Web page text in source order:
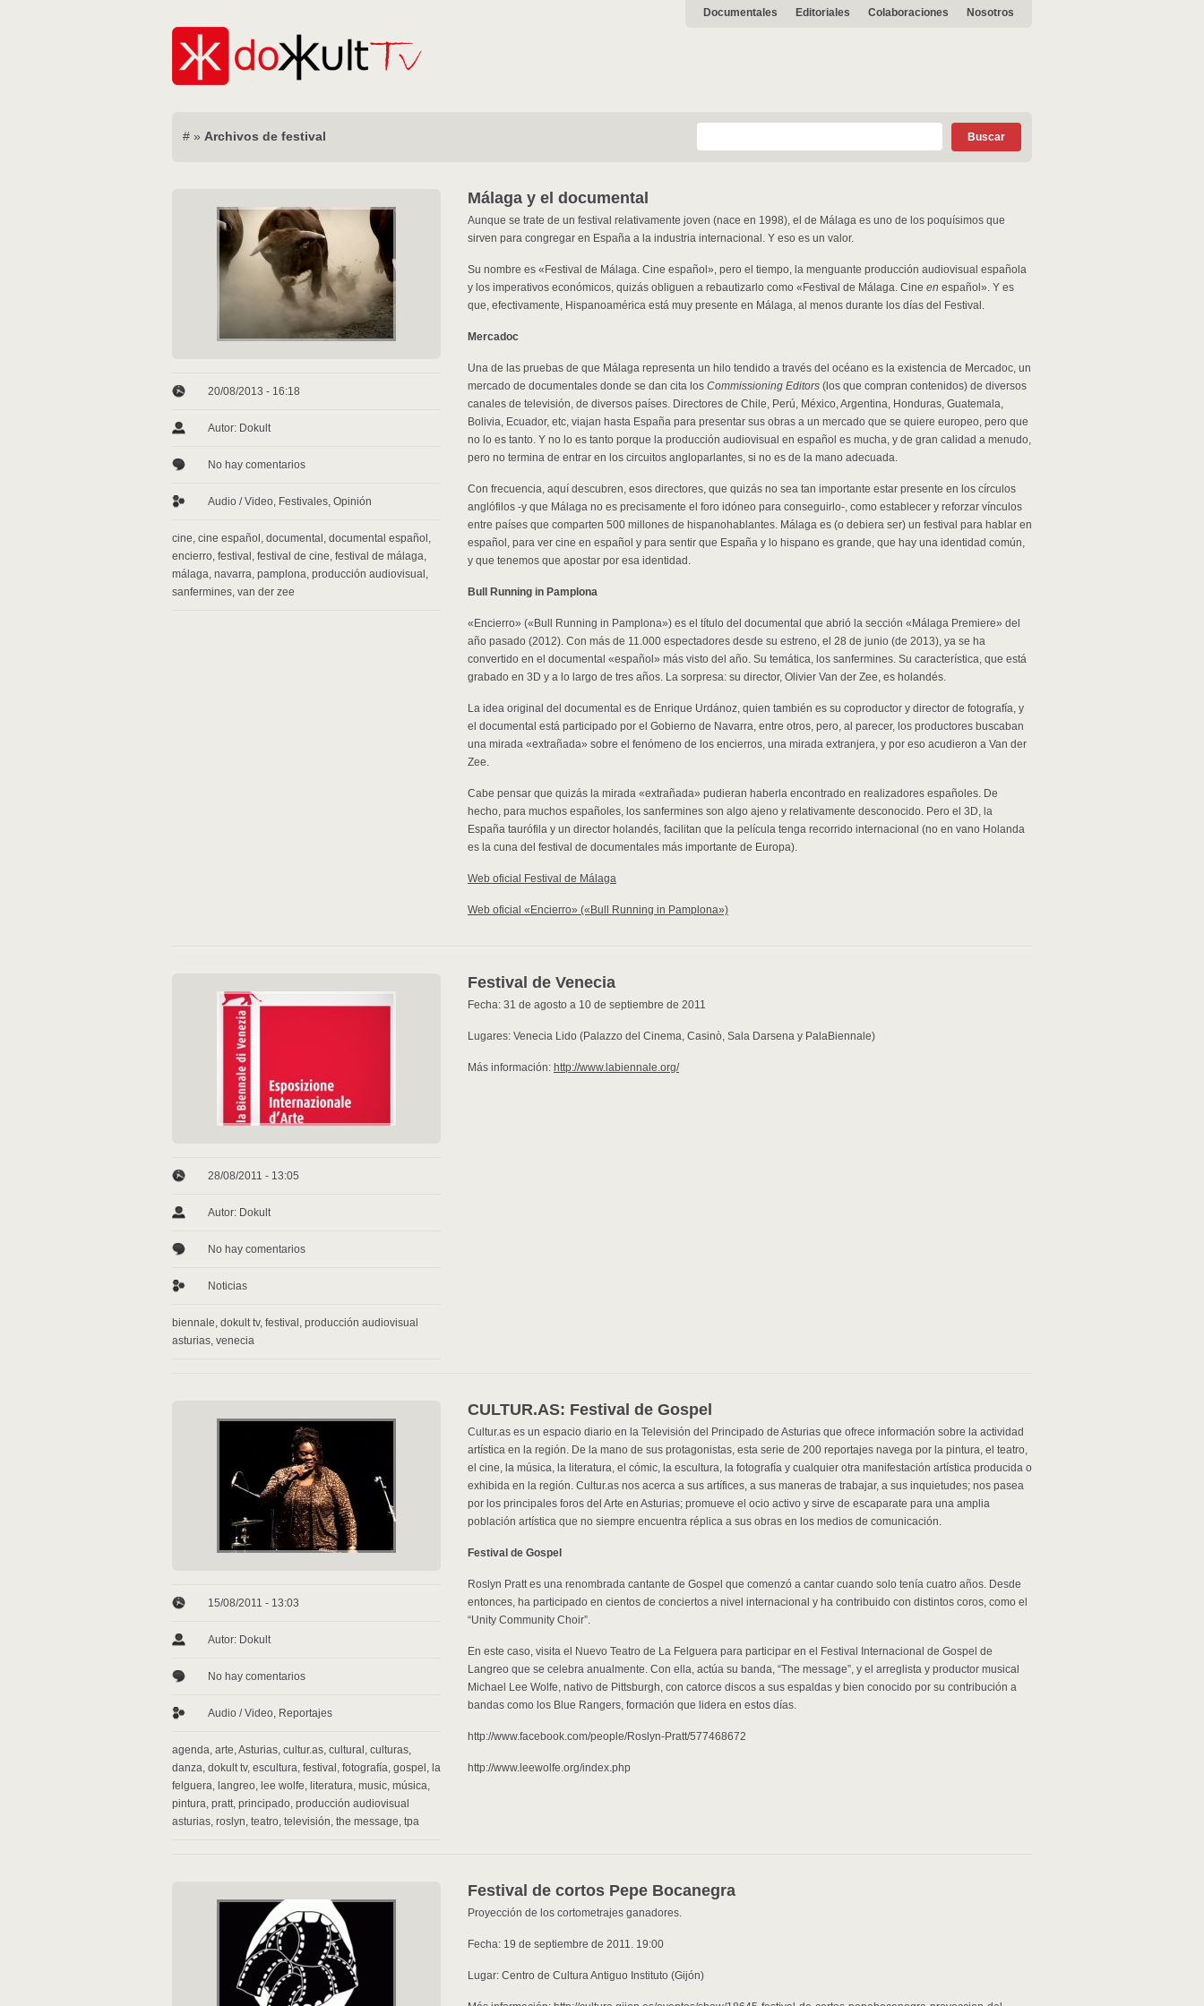
Documentales Editoriales Colaboraciones Nosotros
# » Archivos de festival
20/08/2013 - 16:18
Autor: Dokult
No hay comentarios
Audio / Video, Festivales, Opinión
cine, cine español , documental , documental español ,
encierro, festival , festival de cine, festival de málaga,
málaga, navarra, pamplona, producción audiovisual ,
sanfermines, van der zee
Málaga y el documental
Aunque se trate de un festival relativamente joven (nace en 1998), el de Málaga es uno de los poquísimos que
sirven para congregar en España a la industria internacional. Y eso es un valor.
Su nombre es «Festival de Málaga. Cine español», pero el tiempo, la menguante producción audiovisual española
y los imperativos económicos, quizás obliguen a rebautizarlo como «Festival de Málaga. Cine en español». Y es
que, efectivamente, Hispanoamérica está muy presente en Málaga, al menos durante los días del Festival.
Mercadoc
Una de las pruebas de que Málaga representa un hilo tendido a través del océano es la existencia de Mercadoc, un
mercado de documentales donde se dan cita los Commissioning Editors (los que compran contenidos) de diversos
canales de televisión, de diversos países. Directores de Chile, Perú, México, Argentina, Honduras, Guatemala,
Bolivia, Ecuador, etc, viajan hasta España para presentar sus obras a un mercado que se quiere europeo, pero que
no lo es tanto. Y no lo es tanto porque la producción audiovisual en español es mucha, y de gran calidad a menudo,
pero no termina de entrar en los circuitos angloparlantes, si no es de la mano adecuada.
Con frecuencia, aquí descubren, esos directores, que quizás no sea tan importante estar presente en los círculos
anglófilos -y que Málaga no es precisamente el foro idóneo para conseguirlo-, como establecer y reforzar vínculos
entre países que comparten 500 millones de hispanohablantes. Málaga es (o debiera ser) un festival para hablar en
español, para ver cine en español y para sentir que España y lo hispano es grande, que hay una identidad común,
y que tenemos que apostar por esa identidad.
Bull Running in Pamplona
«Encierro» («Bull Running in Pamplona») es el título del documental que abrió la sección «Málaga Premiere» del
año pasado (2012). Con más de 11.000 espectadores desde su estreno, el 28 de junio (de 2013), ya se ha
convertido en el documental «español» más visto del año. Su temática, los sanfermines. Su característica, que está
grabado en 3D y a lo largo de tres años. La sorpresa: su director, Olivier Van der Zee, es holandés.
La idea original del documental es de Enrique Urdánoz, quien también es su coproductor y director de fotografía, y
el documental está participado por el Gobierno de Navarra, entre otros, pero, al parecer, los productores buscaban
una mirada «extrañada» sobre el fenómeno de los encierros, una mirada extranjera, y por eso acudieron a Van der
Zee.
Cabe pensar que quizás la mirada «extrañada» pudieran haberla encontrado en realizadores españoles. De
hecho, para muchos españoles, los sanfermines son algo ajeno y relativamente desconocido. Pero el 3D, la
España taurófila y un director holandés, facilitan que la película tenga recorrido internacional (no en vano Holanda
es la cuna del festival de documentales más importante de Europa).
Web oficial Festival de Málaga
Web oficial «Encierro» («Bull Running in Pamplona»)
28/08/2011 - 13:05
Autor: Dokult
No hay comentarios
Noticias
biennale, dokult tv, festival , producción audiovisual
asturias, venecia
Festival de Venecia
Fecha: 31 de agosto a 10 de septiembre de 2011
Lugares: Venecia Lido (Palazzo del Cinema, Casinò, Sala Darsena y PalaBiennale)
Más información: http://www.labiennale.org/
15/08/2011 - 13:03
Autor: Dokult
No hay comentarios
Audio / Video, Reportajes
agenda, arte,Asturias, cultur.as, cultural , culturas,
danza, dokult tv, escultura, festival , fotografía, gospel , la
felguera, langreo, lee wolfe, literatura, music, música,
pintura, pratt, principado, producción audiovisual
asturias, roslyn, teatro, televisión, the message, tpa
CULTUR.AS: Festival de Gospel
Cultur.as es un espacio diario en la Televisión del Principado de Asturias que ofrece información sobre la actividad
artística en la región. De la mano de sus protagonistas, esta serie de 200 reportajes navega por la pintura, el teatro,
el cine, la música, la literatura, el cómic, la escultura, la fotografía y cualquier otra manifestación artística producida o
exhibida en la región. Cultur.as nos acerca a sus artífices, a sus maneras de trabajar, a sus inquietudes; nos pasea
por los principales foros del Arte en Asturias; promueve el ocio activo y sirve de escaparate para una amplia
población artística que no siempre encuentra réplica a sus obras en los medios de comunicación.
Festival de Gospel
Roslyn Pratt es una renombrada cantante de Gospel que comenzó a cantar cuando solo tenía cuatro años. Desde
entonces, ha participado en cientos de conciertos a nivel internacional y ha contribuido con distintos coros, como el
“Unity Community Choir”.
En este caso, visita el Nuevo Teatro de La Felguera para participar en el Festival Internacional de Gospel de
Langreo que se celebra anualmente. Con ella, actúa su banda, “The message”, y el arreglista y productor musical
Michael Lee Wolfe, nativo de Pittsburgh, con catorce discos a sus espaldas y bien conocido por su contribución a
bandas como los Blue Rangers, formación que lidera en estos días.
http://www.facebook.com/people/Roslyn-Pratt/577468672
http://www.leewolfe.org/index.php
Festival de cortos Pepe Bocanegra
Proyección de los cortometrajes ganadores.
Fecha: 19 de septiembre de 2011. 19:00
Lugar: Centro de Cultura Antiguo Instituto (Gijón)